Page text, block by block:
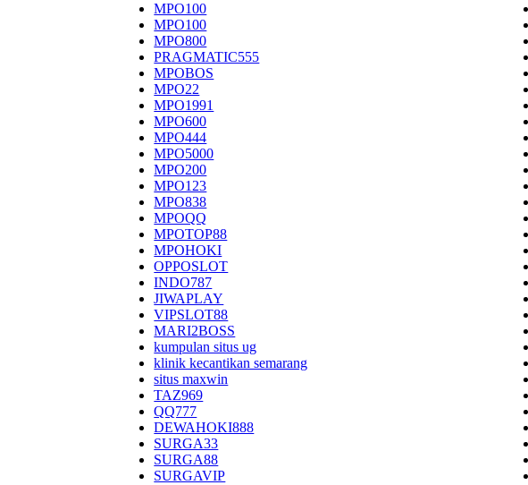
MPO100
MPO100
MPO800
PRAGMATIC555
MPOBOS
MPO22
MPO1991
MPO600
MPO444
MPO5000
MPO200
MPO123
MPO838
MPOQQ
MPOTOP88
MPOHOKI
OPPOSLOT
INDO787
JIWAPLAY
VIPSLOT88
MARI2BOSS
kumpulan situs ug
klinik kecantikan semarang
situs maxwin
TAZ969
QQ777
DEWAHOKI888
SURGA33
SURGA88
SURGAVIP